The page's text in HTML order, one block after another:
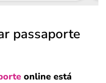
passaporte
online está